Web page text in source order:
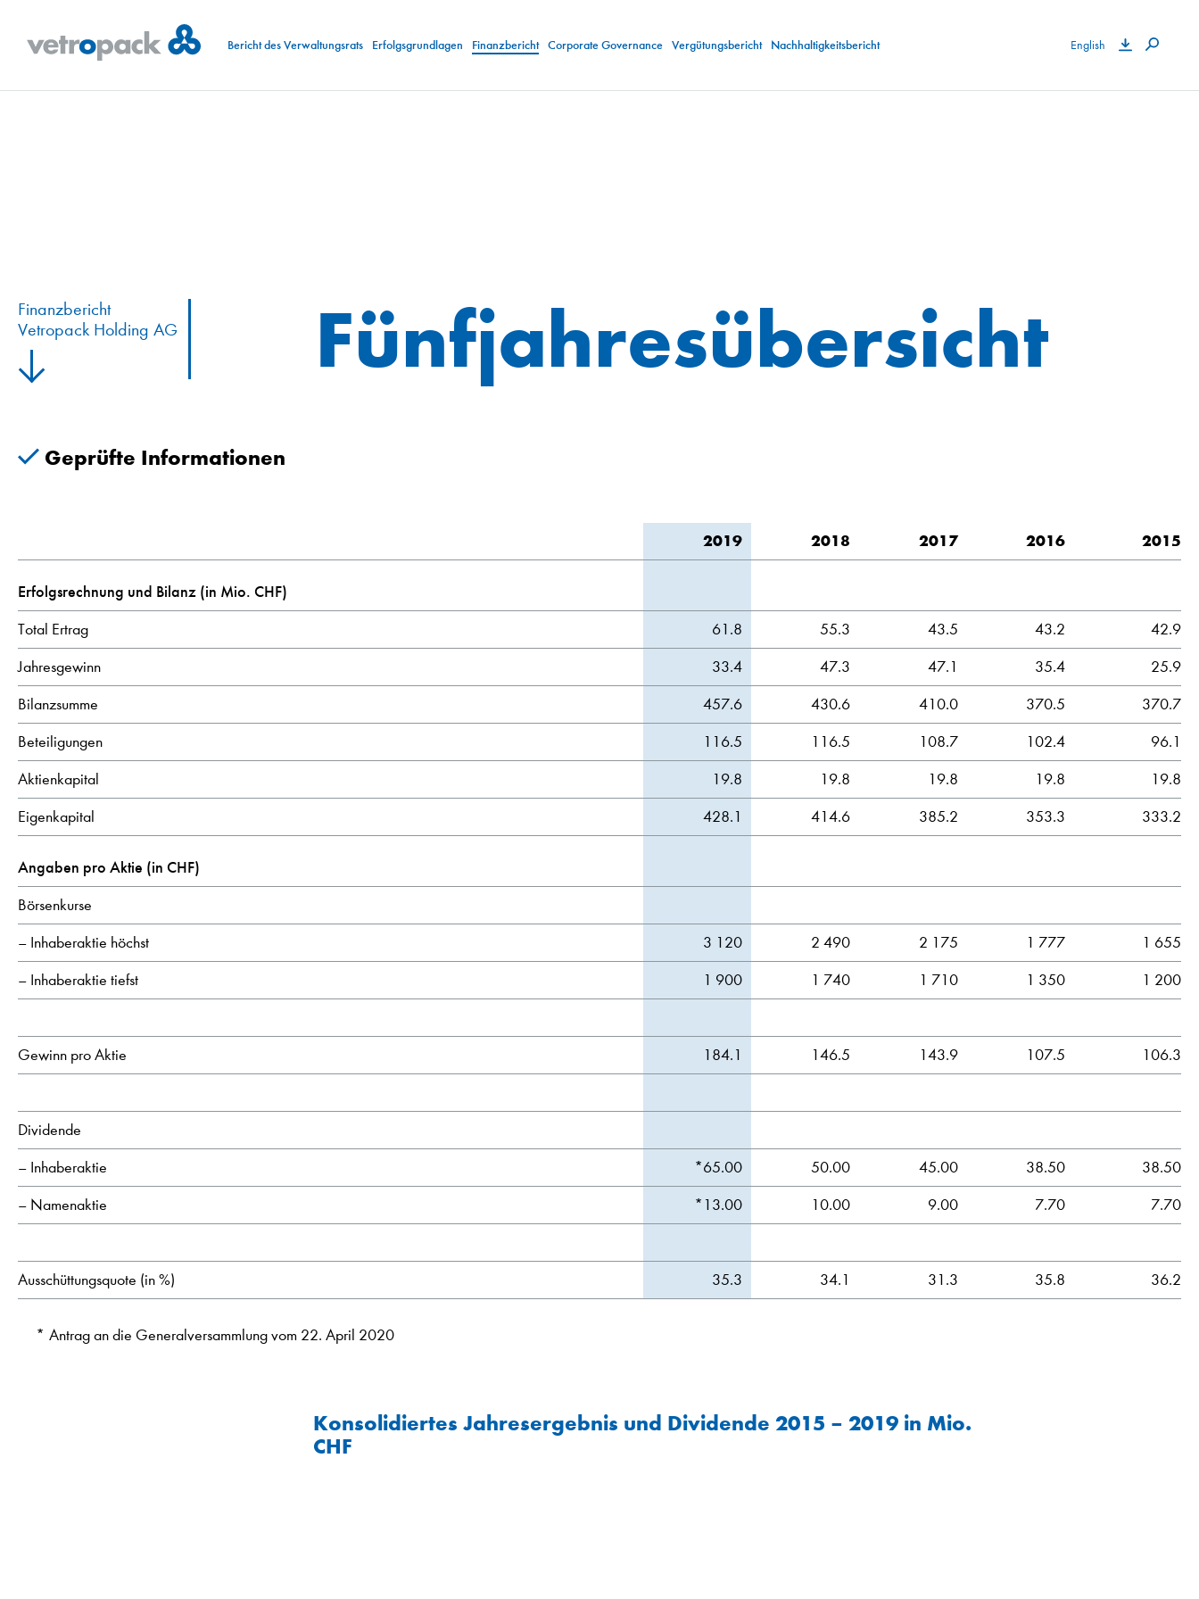
Bericht des Verwaltungsrats Erfolgsgrundlagen Finanzbericht Corporate Governance Vergütungsbericht Nachhaltigkeitsbericht English
Finanzbericht
Vetropack Holding AG
Fünfjahresübersicht
Geprüfte Informationen
2019 2018 2017 2016 2015
Erfolgsrechnung und Bilanz (in Mio. CHF)
Total Ertrag 61.8 55.3 43.5 43.2
42.9
Jahresgewinn
33.4 47.3 47.1 35.4
25.9
Bilanzsumme
457.6 430.6 410.0 370.5
370.7
Beteiligungen
116.5 116.5 108.7 102.4
96.1
Aktienkapital
19.8 19.8 19.8 19.8
19.8
Eigenkapital
428.1 414.6 385.2 353.3 333.2
Angaben pro Aktie (in CHF)
Börsenkurse
– Inhaberaktie höchst
3 120 2 490 2 175 1 777
1 655
– Inhaberaktie tiefst
1 900 1 740 1 710 1 350 1 200
Gewinn pro Aktie 184.1 146.5 143.9 107.5 106.3
Dividende
– Inhaberaktie
*65.00 50.00 45.00 38.50
38.50
– Namenaktie
*13.00 10.00 9.00 7.70 7.70
Ausschüttungsquote (in %) 35.3 34.1 31.3 35.8 36.2
* Antrag an die Generalversammlung vom 22. April 2020
Konsolidiertes Jahresergebnis und Dividende 2015 – 2019 in Mio.
CHF